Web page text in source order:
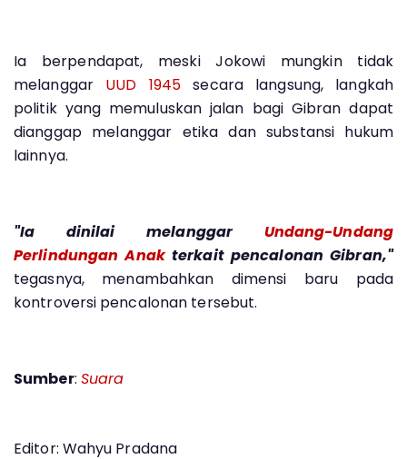
Ia berpendapat, meski Jokowi mungkin tidak
melanggar UUD 1945 secara langsung, langkah
politik yang memuluskan jalan bagi Gibran dapat
dianggap melanggar etika dan substansi hukum
lainnya.
"Ia dinilai melanggar Undang-Undang
Perlindungan Anakterkait pencalonan Gibran,"
tegasnya, menambahkan dimensi baru pada
kontroversi pencalonan tersebut.
Sumber: Suara
Editor: Wahyu Pradana